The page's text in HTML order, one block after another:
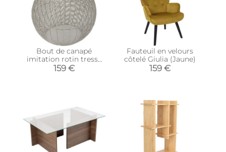
Bout de canapé
imitation rotin tressé
tendance Pop (Gris)
159 €
Fauteuil en velours
côtelé Giulia (Jaune)
159 €